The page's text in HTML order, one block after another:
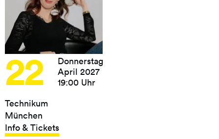
22
Donnerstag
April 2027
19:00 Uhr
Technikum
München
Info & Tickets